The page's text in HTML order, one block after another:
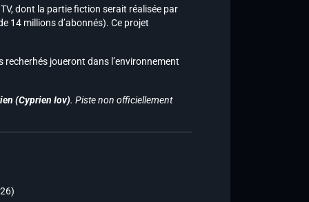
dont la partie fiction serait réalisée par
14 millions d’abonnés). Ce projet
joueront dans l’environnement
(Cyprien Iov). Piste non officiellement